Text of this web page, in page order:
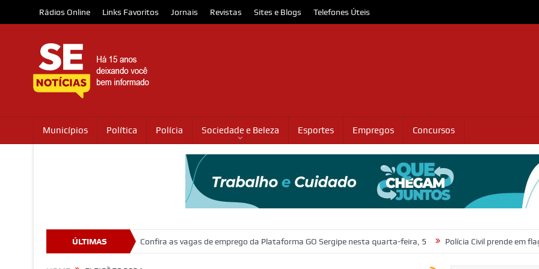
Rádios Online Links Favoritos Jornais Revistas Sites e Blogs Telefones Úteis
Municípios Política Polícia Sociedade e Beleza Esportes Empregos Concursos
ÚLTIMAS
em Itabaiana Confira as vagas de emprego da Plataforma GO Sergipe nesta quarta-feira, 5 Polícia Civil prende em flagrante